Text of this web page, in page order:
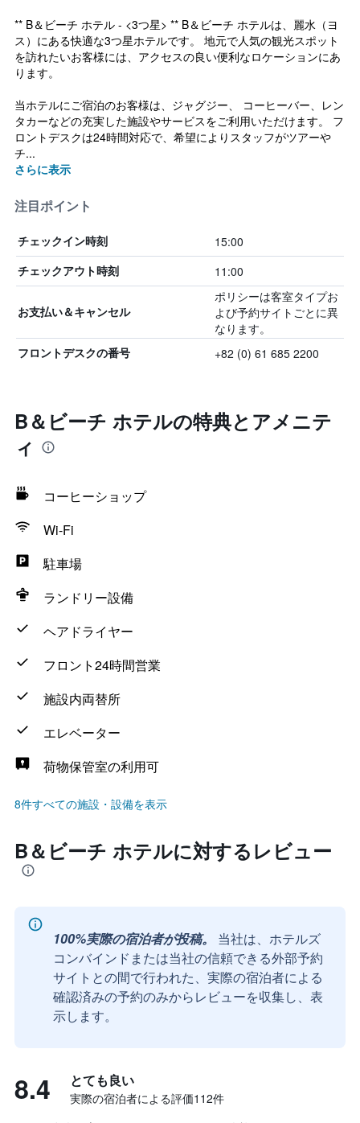
** B＆ビーチ ホテル - <3つ星> ** B＆ビーチ ホテルは、麗水（ヨ
ス）にある快適な3つ星ホテルです。 地元で人気の観光スポット
を訪れたいお客様には、アクセスの良い便利なロケーションにあ
ります。
当ホテルにご宿泊のお客様は、ジャグジー、 コーヒーバー、レン
タカーなどの充実した施設やサービスをご利用いただけます。 フ
ロントデスクは24時間対応で、希望によりスタッフがツアーや
チ...
さらに表示
注目ポイント
チェックイン時刻 15:00
チェックアウト時刻 11:00
お支払い＆キャンセル
ポリシーは客室タイプお
よび予約サイトごとに異
なります。
フロントデスクの番号 +82 (0) 61 685 2200
B＆ビーチ ホテルの特典とアメニテ
ィ
コーヒーショップ
Wi-Fi
駐車場
ランドリー設備
ヘアドライヤー
フロント24時間営業
施設内両替所
エレベーター
荷物保管室の利用可
8件すべての施設・設備を表示
B＆ビーチ ホテルに対するレビュー
100%実際の宿泊者が投稿。
当社は、ホテルズ
コンバインドまたは当社の信頼できる外部予約
サイトとの間で行われた、実際の宿泊者による
確認済みの予約のみからレビューを収集し、表
示します。
8.4 とても良い
実際の宿泊者による評価112​件